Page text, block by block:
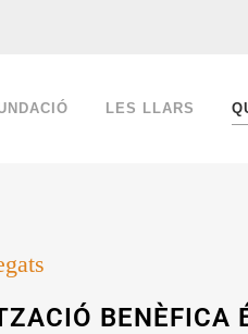
LES LLARS
BENÈFICA